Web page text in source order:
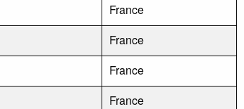
France
France
France
France